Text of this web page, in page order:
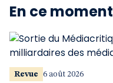
En ce moment
Revue 6 août 2026